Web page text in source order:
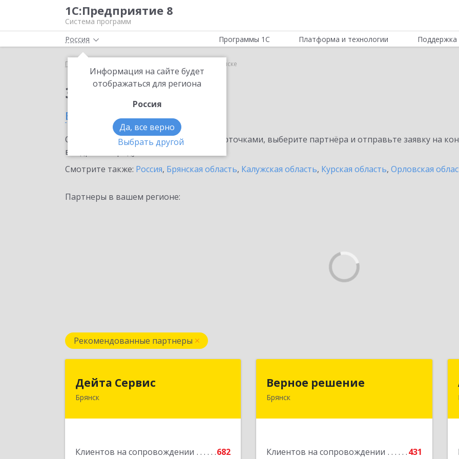
1С:Предприятие 8
Система программ
Россия
Информация на сайте будет
отображаться для региона
Россия
Да, все верно
Выбрать другой
Программы 1С Платформа и технологии Поддержка
Главная 1С-ЭТП в Брянске
Заказать 1С-ЭТП
в Брянске
Ознакомьтесь с информационными карточками, выберите партнёра и отправьте заявку на
внедрение продукта.
Смотрите также: Россия, Брянская область, Калужская область, Курская область, Орловская
Партнеры в вашем регионе:
Рекомендованные партнеры
Дейта Сервис
Брянск
Клиентов на сопровождении 682
Верное решение
Брянск
Клиентов на сопровождении
431